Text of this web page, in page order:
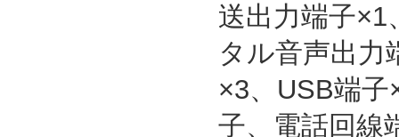
送出力端子×1
タル音声出力
×3、USB端
子、電話回線